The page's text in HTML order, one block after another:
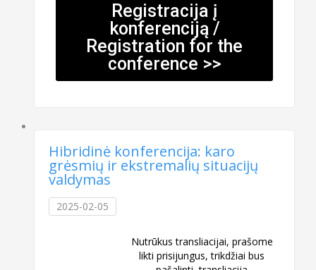
Registracija į
konferenciją /
Registration for the
conference >>
Hibridinė konferencija: karo
grėsmių ir ekstremalių situacijų
valdymas
2025-02-05
Nutrūkus transliacijai, prašome
likti prisijungus, trikdžiai bus